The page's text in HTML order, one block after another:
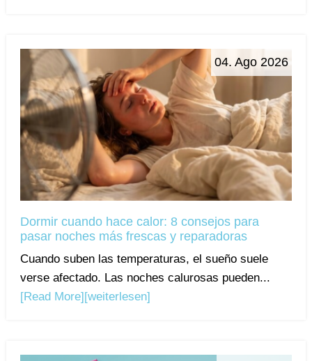
04. Ago 2026
Dormir cuando hace calor: 8 consejos para
pasar noches más frescas y reparadoras
Cuando suben las temperaturas, el sueño suele
verse afectado. Las noches calurosas pueden...
[Read More] [weiterlesen]